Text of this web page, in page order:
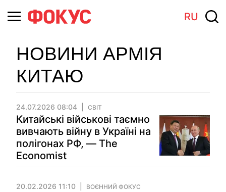
RU
НОВИНИ АРМІЯ
КИТАЮ
24.07.2026 08:04 СВІТ
Китайські військові таємно
вивчають війну в Україні на
полігонах РФ, — The
Economist
20.02.2026 11:10 ВОЄННИЙ ФОКУС